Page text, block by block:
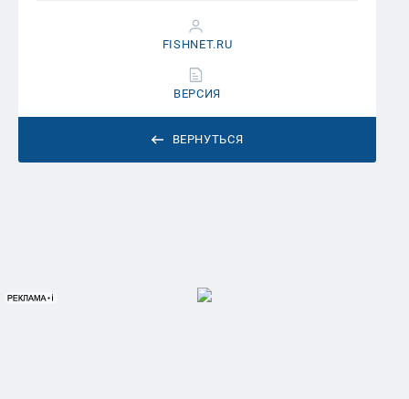
ВЕРНУТЬСЯ
FISHNET.RU
ВЕРСИЯ